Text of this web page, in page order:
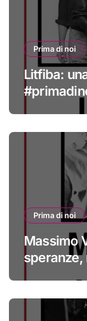
Prima di noi
Litfiba:
Prima di noi
Massimo
speranze,